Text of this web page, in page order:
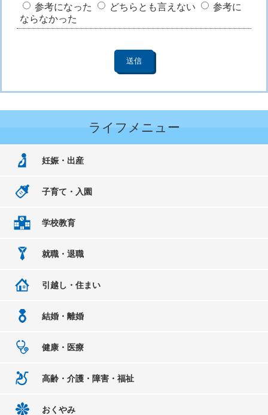
参考になった
どちらとも言えない
参考に
ならなかった
ライフメニュー
妊娠・出産
子育て・入園
学校教育
就職・退職
引越し・住まい
結婚・離婚
健康・医療
高齢・介護・障害・福祉
おくやみ